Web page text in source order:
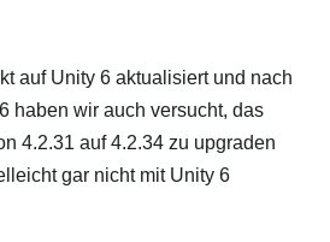
auf Unity 6 aktualisiert und nach
haben wir auch versucht, das
4.2.31 auf 4.2.34 zu upgraden
gar nicht mit Unity 6